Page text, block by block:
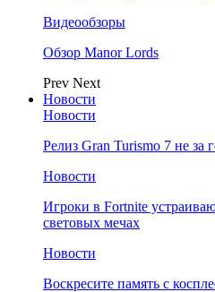
Видеообзоры
Обзор Manor Lords
Prev Next
Новости
Новости
Релиз Gran Turismo 7 не за
Новости
Игроки в Fortnite
световых мечах
Новости
Воскресите память с